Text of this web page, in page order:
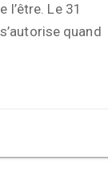
l’être. Le 31
quand